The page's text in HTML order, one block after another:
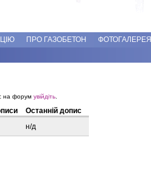
ПРО ГАЗОБЕТОН ФОТОГАЛЕРЕЯ
на форум увійдіть
Останній допис
н/д